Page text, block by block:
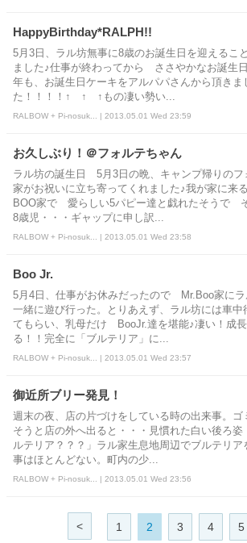
HappyBirthday*RALPH!!
5月3日、ラル坊無事に8歳のお誕生日を迎えるこ
ました♪仕事が終わってから ささやかなお誕生
年も、お誕生日ケーキをアルパパさんから頂きま
た！！！！↑ ↑ ↑もの凄い勢い...
RALBOW + Pi-nosuk... | 2013.05.01 Wed 23:59
お久しぶり！＠フォルテちゃん
ラル坊の誕生日 5月3日の晩、キャンプ帰りのフ
家がお祝いに立ち寄ってくれました♪我が家に来
BOO家で 愛らしい5パピー達と戯れたそうで
8歳児・・・ギャップに申し訳...
RALBOW + Pi-nosuk... | 2013.05.01 Wed 23:58
Boo Jr.
5月4日、仕事がお休みだったので Mr.Boo家にラ
一緒に遊び行った。とりあえず、ラル坊には車中
てもらい、乳母だけ BooJr.達を堪能♪凄い！成
る！！完全に「ブルテリア」に...
RALBOW + Pi-nosuk... | 2013.05.01 Wed 23:57
御近所ブリー発見！
週末の夜、店の片づけをしている時の出来事。ゴ
そうと店の外へ出ると・・・見慣れた白い後ろ姿
ルテリア？？？」ラル家生息地周辺でブルテリア
事はほとんどない。町内の少...
RALBOW + Pi-nosuk... | 2013.05.01 Wed 23:56
< 1 2 3 4 5